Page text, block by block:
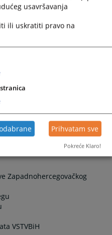
biti šest (6);
u navedenim sudovima
utvrđenom Zakonom o
BiH i Poslovnikom Visokog
BiH“ br. 44/09).
donošenja.
vijeća Bosne i
Zapadnohercegovačkog
VSTVBiH
usavršavanja
ili uskratiti pravo na
Prihvatam sve
Pokreće Klaro!